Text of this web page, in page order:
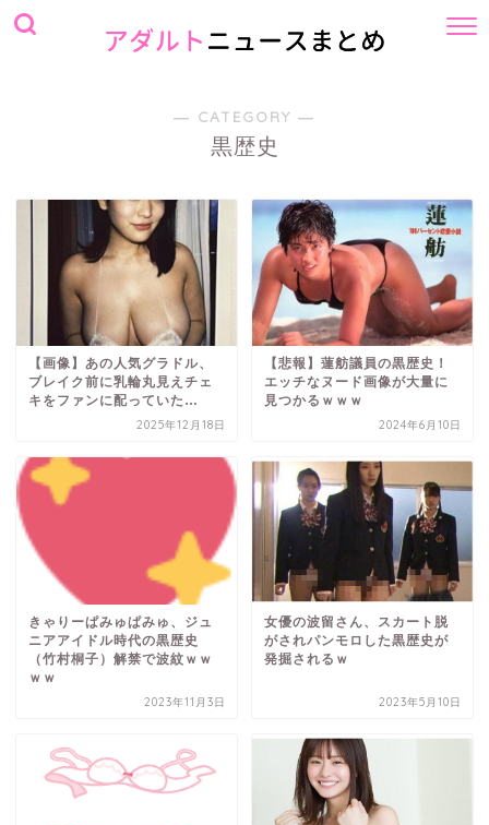
― CATEGORY ―
黒歴史
【画像】あの人気グラドル、
ブレイク前に乳輪丸見えチェ
キをファンに配っていた…
2025年12月18日
【悲報】蓮舫議員の黒歴史！
エッチなヌード画像が大量に
見つかるｗｗｗ
2024年6月10日
きゃりーぱみゅぱみゅ、ジュ
ニアアイドル時代の黒歴史
（竹村桐子）解禁で波紋ｗｗ
ｗｗ
2023年11月3日
女優の波留さん、スカート脱
がされパンモロした黒歴史が
発掘されるｗ
2023年5月10日